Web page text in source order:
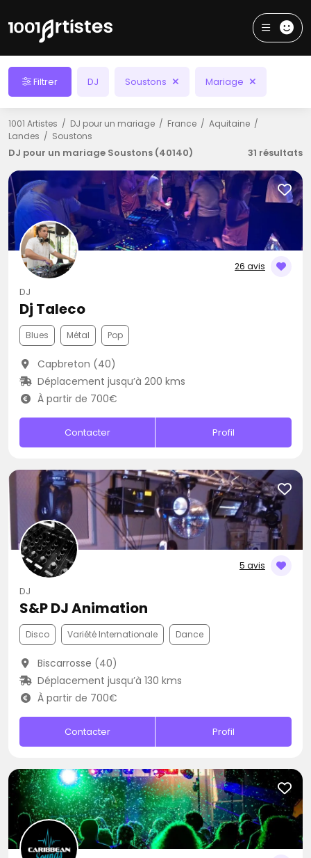
Filtrer DJ Soustons Mariage
1001 Artistes DJ pour un mariage France
Aquitaine
Landes
Soustons
DJ pour un mariage Soustons (40140) 31 résultats
26 avis
DJ
Dj Taleco
Blues Métal Pop
Capbreton (40)
Déplacement jusqu’à 200 kms
À partir de 700€
Contacter Profil
5 avis
DJ
S&P DJ Animation
Disco Variété Internationale Dance
Biscarrosse (40)
Déplacement jusqu’à 130 kms
À partir de 700€
Contacter Profil